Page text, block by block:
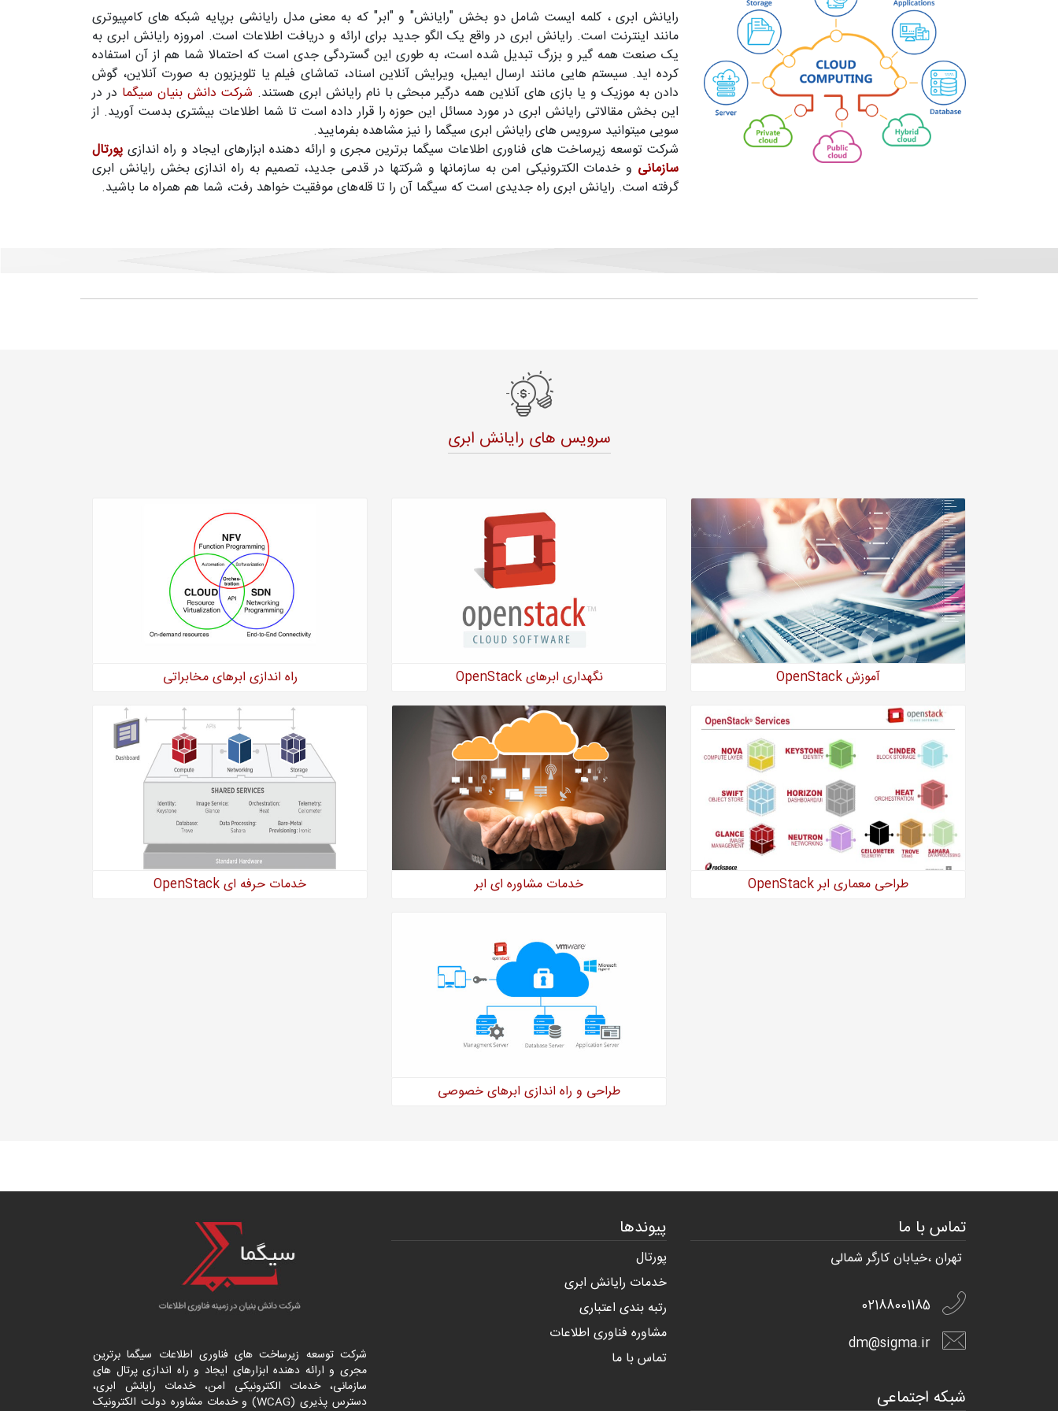
رایانش ابری ، کلمه ایست شامل دو بخش "رایانش" و "ابر" که به معنی مدل رایانشی برپایه شبکه های کامپیوتری
مانند اینترنت است. رایانش ابری در واقع یک الگو جدید برای ارائه و دریافت اطلاعات است. امروزه رایانش ابری به
یک صنعت همه گیر و بزرگ تبدیل شده است، به طوری این گستردگی جدی است که احتمالا شما هم از آن استفاده
کرده اید. سیستم هایی مانند ارسال ایمیل، ویرایش آنلاین اسناد، تماشای فیلم یا تلویزیون به صورت آنلاین، گوش
دادن به موزیک و یا بازی های آنلاین همه درگیر مبحثی با نام رایانش ابری هستند. شرکت دانش بنیان سیگما در در
این بخش مقالاتی رایانش ابری در مورد مسائل این حوزه را قرار داده است تا شما اطلاعات بیشتری بدست آورید. از
سویی میتوانید سرویس های رایانش ابری سیگما را نیز مشاهده بفرمایید.
شرکت توسعه زیرساخت های فناوری اطلاعات سیگما برترین مجری و ارائه دهنده ابزارهای ایجاد و راه اندازی پورتال
سازمانی و خدمات الکترونیکی امن به سازمانها و شرکتها در قدمی جدید، تصمیم به راه اندازی بخش رایانش ابری
گرفته است. رایانش ابری راه جدیدی است که سیگما آن را تا قله‌های موفقیت خواهد رفت، شما هم همراه ما باشید.
سرویس های رایانش ابری
آموزش OpenStack نگهداری ابرهای OpenStack راه ‏اندازی ابرهای مخابراتی
طراحی معماری ابر OpenStack خدمات مشاوره ای ابر خدمات حرفه ای OpenStack
طراحی و راه اندازی ابرهای خصوصی
تماس با ما
تهران ،خیابان کارگر شمالی
02188001185
dm@sigma.ir
شبکه اجتماعی
پیوندها
پورتال
خدمات رایانش ابری
رتبه بندی اعتباری
مشاوره فناوری اطلاعات
تماس با ما
شرکت توسعه زیرساخت های فناوری اطلاعات سیگما برترین
مجری و ارائه دهنده ابزارهای ایجاد و راه اندازیپرتال های
سازمانی، خدمات الکترونیکی امن، خدمات رایانش ابری،
دسترس پذیری (WCAG) و خدمات مشاوره دولت الکترونیک